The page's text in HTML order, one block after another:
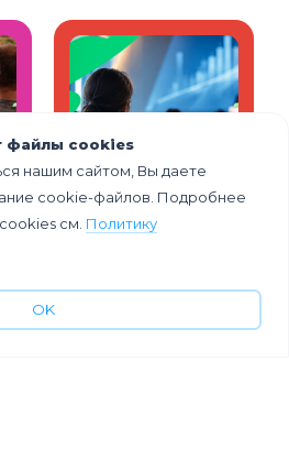
6 идей для
проведения
современной
файлы cookies
нашим сайтом, Вы даете
cookie-файлов. Подробнее
см. Политику
OK